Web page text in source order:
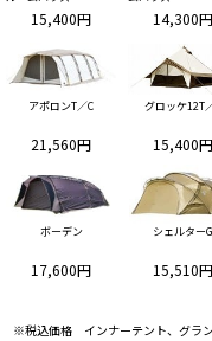
15,400円 14,300円
アポロンT／C
21,560円
グロッケ12T
15,400円
ボーデン
17,600円
シェルターG
15,510円
※税込価格 インナーテント、グラ